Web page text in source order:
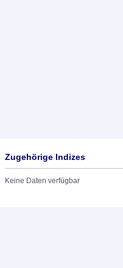
Zugehörige Indizes
Keine Daten verfügbar